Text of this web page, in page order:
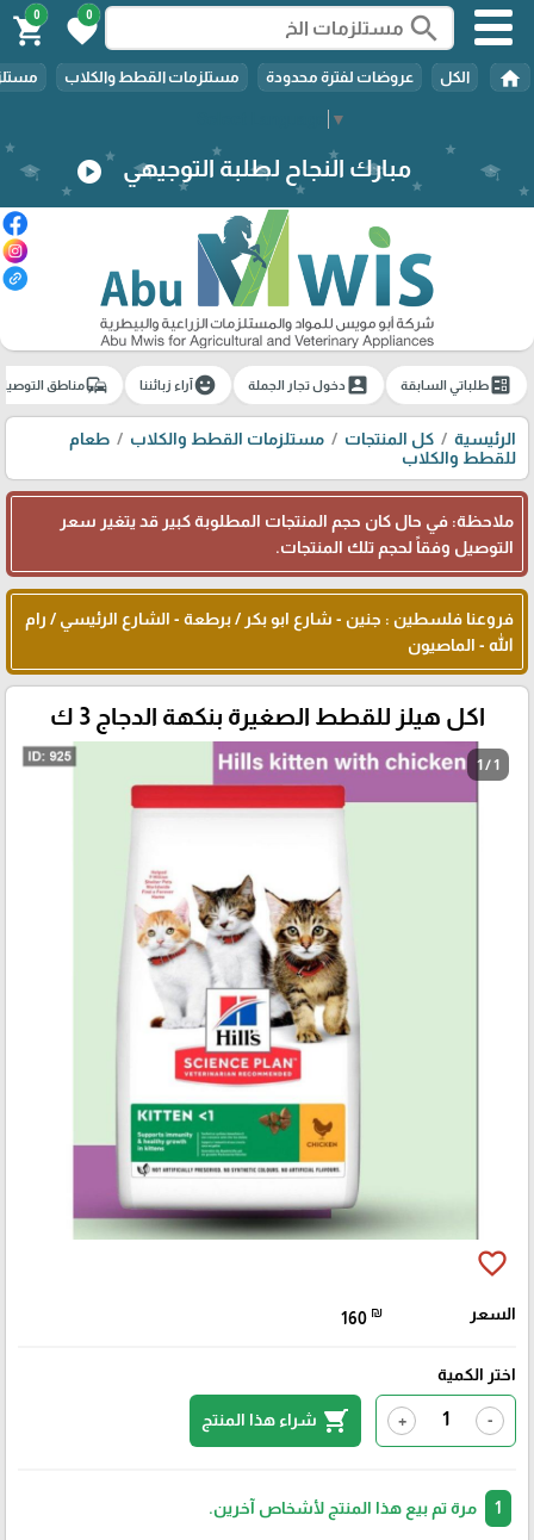
▼
search
0
favorite
0
shopping_cart
home الكل عروضات لفترة محدودة مستلزمات القطط والكلاب
مبارك النجاح لطلبة التوجيهي play_circle
ballotطلباتي السابقة account_boxدخول تجار الجملة emoji_emotionsآراء زبائننا commuteمناطق
الرئيسية كل المنتجات مستلزمات القطط والكلاب
طعام
للقطط والكلاب
ملاحظة: في حال كان حجم المنتجات المطلوبة كبير قد يتغير سعر
التوصيل وفقاً لحجم تلك المنتجات.
فروعنا فلسطين : جنين - شارع ابو بكر / برطعة - الشارع الرئيسي / رام
الله - الماصيون
اكل هيلز للقطط الصغيرة بنكهة الدجاج 3 ك
1 / 1
favorite_border
السعر 160 ₪
اختر الكمية
-
+
shopping_cart شراء هذا المنتج
مرة تم بيع هذا المنتج لأشخاص آخرين.